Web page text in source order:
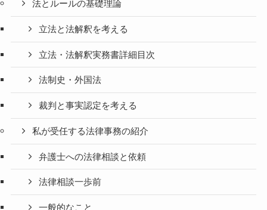
法とルールの基礎理論
立法と法解釈を考える
立法・法解釈実務書詳細目次
法制史・外国法
裁判と事実認定を考える
私が受任する法律事務の紹介
弁護士への法律相談と依頼
法律相談一歩前
一般的なこと